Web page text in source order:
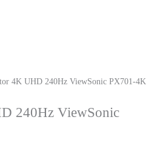
4K UHD 240Hz ViewSonic PX701-4K
240Hz ViewSonic